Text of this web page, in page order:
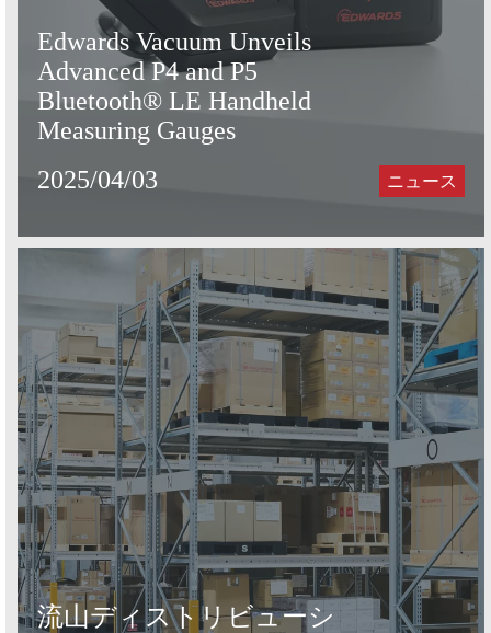
Edwards Vacuum Unveils
Advanced P4 and P5
Bluetooth® LE Handheld
Measuring Gauges
2025/04/03
ニュース
流山ディストリビューシ